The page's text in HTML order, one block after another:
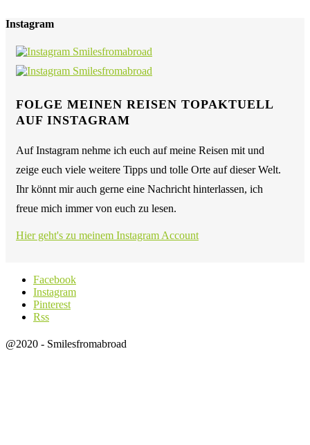
Instagram
FOLGE MEINEN REISEN TOPAKTUELL
AUF INSTAGRAM
Auf Instagram nehme ich euch auf meine Reisen mit und
zeige euch viele weitere Tipps und tolle Orte auf dieser Welt.
Ihr könnt mir auch gerne eine Nachricht hinterlassen, ich
freue mich immer von euch zu lesen.
Hier geht's zu meinem Instagram Account
Facebook
Instagram
Pinterest
Rss
@2020 - Smilesfromabroad